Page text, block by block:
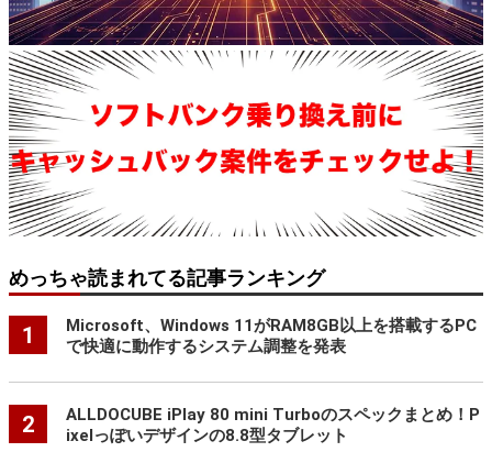
めっちゃ読まれてる記事ランキング
1
Microsoft、Windows 11がRAM8GB以上を搭載するPC
で快適に動作するシステム調整を発表
2
ALLDOCUBE iPlay 80 mini Turboのスペックまとめ！P
ixelっぽいデザインの8.8型タブレット